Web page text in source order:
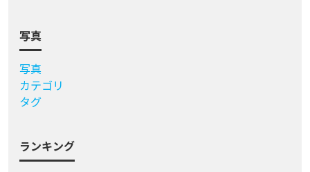
写真
写真
カテゴリ
タグ
ランキング